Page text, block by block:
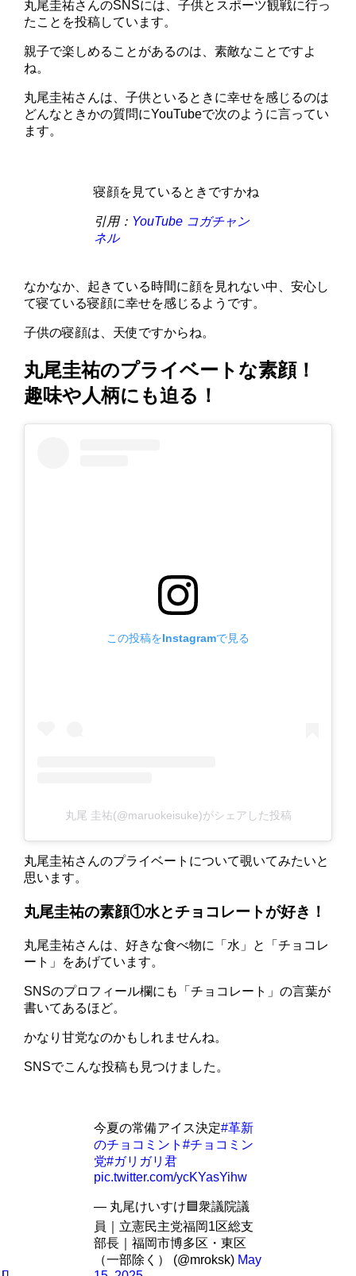
丸尾圭祐さんのSNSには、子供とスポーツ観戦に行っ
たことを投稿しています。
親子で楽しめることがあるのは、素敵なことですよ
ね。
丸尾圭祐さんは、子供といるときに幸せを感じるのは
どんなときかの質問にYouTubeで次のように言ってい
ます。
寝顔を見ているときですかね
引用： YouTube コガチャン
ネル
なかなか、起きている時間に顔を見れない中、安心し
て寝ている寝顔に幸せを感じるようです。
子供の寝顔は、天使ですからね。
丸尾圭祐のプライベートな素顔！
趣味や人柄にも迫る！
この投稿をInstagramで見る
丸尾 圭祐(@maruokeisuke)がシェアした投稿
丸尾圭祐さんのプライベートについて覗いてみたいと
思います。
丸尾圭祐の素顔①水とチョコレートが好き！
丸尾圭祐さんは、好きな食べ物に「水」と「チョコレ
ート」をあげています。
SNSのプロフィール欄にも「チョコレート」の言葉が
書いてあるほど。
かなり甘党なのかもしれませんね。
SNSでこんな投稿も見つけました。
今夏の常備アイス決定#革新
のチョコミント#チョコミン
党#ガリガリ君
pic.twitter.com/ycKYasYihw
— 丸尾けいすけ🟦衆議院議
員｜立憲民主党福岡1区総支
部長｜福岡市博多区・東区
（一部除く） (@mroksk) May